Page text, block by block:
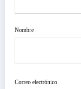
Nombre
Correo electrónico